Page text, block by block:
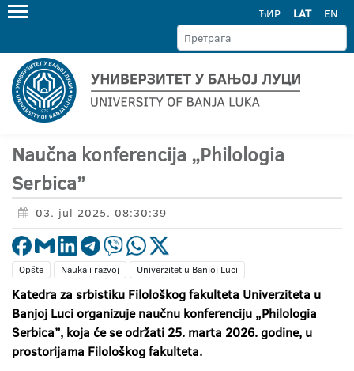
ЋИР LAT EN
Naučna konferencija „Philologia
Serbica”
03. jul 2025. 08:30:39
Opšte Nauka i razvoj Univerzitet u Banjoj Luci
Katedra za srbistiku Filološkog fakulteta Univerziteta u
Banjoj Luci organizuje naučnu konferenciju „Philologia
Serbica”, koja će se održati 25. marta 2026. godine, u
prostorijama Filološkog fakulteta.